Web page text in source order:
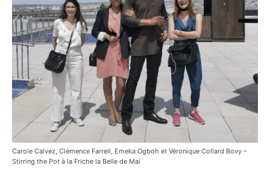
Carole Calvez, Clémence Farrell, Emeka Ogboh et Véronique Collard Bovy –
Stirring the Pot à la Friche la Belle de Mai